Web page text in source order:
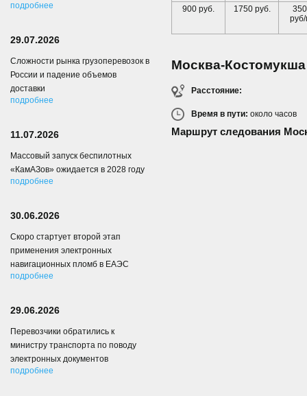
900 руб.
1750 руб.
Москва-Костомукша
Расстояние:
Время в пути: около часов
Маршрут следования
подробнее
29.07.2026
Сложности рынка грузоперевозок в
России и падение объемов
доставки
подробнее
11.07.2026
Массовый запуск беспилотных
«КамАЗов» ожидается в 2028 году
подробнее
30.06.2026
Скоро стартует второй этап
применения электронных
навигационных пломб в ЕАЭС
подробнее
29.06.2026
Перевозчики обратились к
министру транспорта по поводу
электронных документов
подробнее